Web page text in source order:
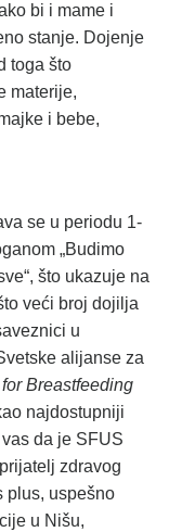
bi i mame i
stanje. Dojenje
toga što
materije,
i bebe,
se u periodu 1-
„Budimo
što ukazuje na
veći broj dojilja
u
alijanse za
Breastfeeding
najdostupniji
da je SFUS
zdravog
plus, uspešno
u Nišu,